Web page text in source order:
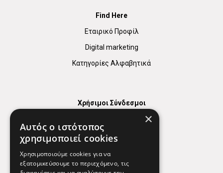
Find Here
Εταιρικό Προφίλ
Digital marketing
Κατηγορίες Αλφαβητικά
Χρήσιμοι Σύνδεσμοι
Χρήσιμα Τηλέφωνα
Εφημερεύοντα Φαρμακεία
×
Αυτός ο ιστότοπος
χρησιμοποιεί cookies
Χρησιμοποιούμε cookies για να
εξατομικεύσουμε το περιεχόμενο, τις